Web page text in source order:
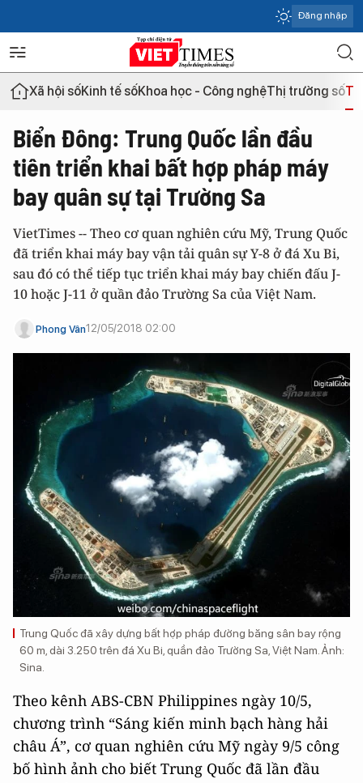
Đăng nhập
Xã hội sốKinh tế sốKhoa học - Công nghệThị trường số
Biển Đông: Trung Quốc lần đầu
tiên triển khai bất hợp pháp máy
bay quân sự tại Trường Sa
VietTimes -- Theo cơ quan nghiên cứu Mỹ, Trung Quốc
đã triển khai máy bay vận tải quân sự Y-8 ở đá Xu Bi,
sau đó có thể tiếp tục triển khai máy bay chiến đấu J-
10 hoặc J-11 ở quần đảo Trường Sa của Việt Nam.
Phong Vân12/05/2018 02:00
Trung Quốc đã xây dựng bất hợp pháp đường băng sân bay rộng
60 m, dài 3.250 trên đá Xu Bi, quần đảo Trường Sa, Việt Nam. Ảnh:
Sina.
Theo kênh ABS-CBN Philippines ngày 10/5,
chương trình “Sáng kiến minh bạch hàng hải
châu Á”, cơ quan nghiên cứu Mỹ ngày 9/5 công
bố hình ảnh cho biết Trung Quốc đã lần đầu